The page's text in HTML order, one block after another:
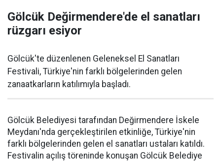
Gölcük Değirmendere'de el sanatları
rüzgarı esiyor
Gölcük'te düzenlenen Geleneksel El Sanatları
Festivali, Türkiye'nin farklı bölgelerinden gelen
zanaatkarların katılımıyla başladı.
Gölcük Belediyesi tarafından Değirmendere İskele
Meydanı'nda gerçekleştirilen etkinliğe, Türkiye'nin
farklı bölgelerinden gelen el sanatları ustaları katıldı.
Festivalin açılış töreninde konuşan Gölcük Belediye